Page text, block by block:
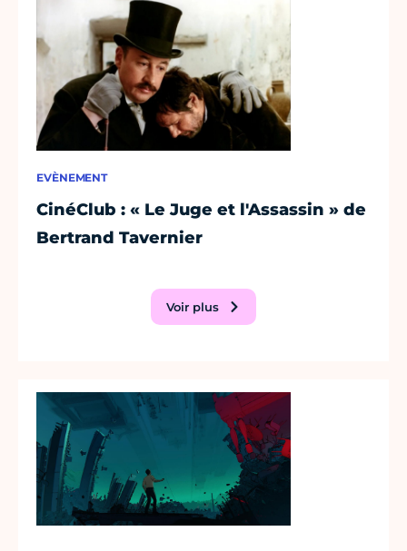
EVÈNEMENT
CinéClub : « Le Juge et l'Assassin » de
Bertrand Tavernier
Voir plus